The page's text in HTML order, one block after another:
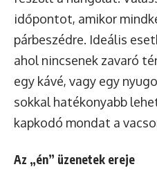
időpontot, amikor
párbeszédre. Ideális
ahol nincsenek zavaró
egy kávé, vagy egy
sokkal hatékonyabb
kapkodó mondat a
Az „én” üzenetek ereje